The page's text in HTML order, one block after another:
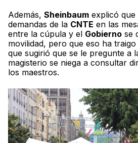
Además, Sheinbaum explicó que
demandas de la CNTE en las
entre la cúpula y el Gobierno se
movilidad, pero que eso ha
que sugirió que se le pregunte a
magisterio se niega a consultar
los maestros.